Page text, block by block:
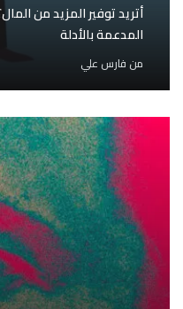
أتريد توفير المزيد من
المدعمة بالأدلة
من فارس علي